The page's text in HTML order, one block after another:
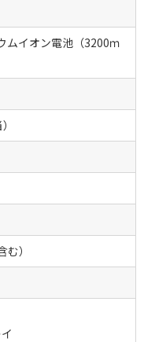
ムイオン電池（3200ｍ
）